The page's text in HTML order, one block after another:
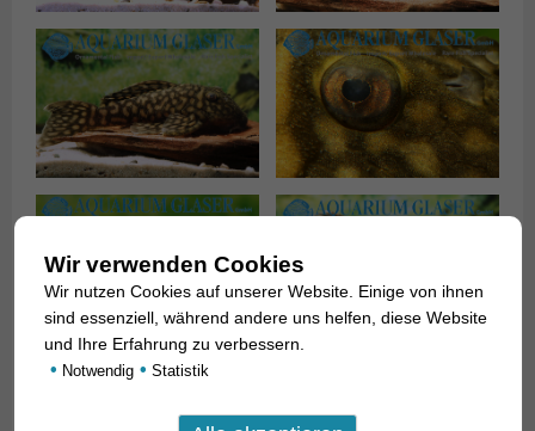
Ein Kennzeichen für die früheren
Wir verwenden Cookies
Wir nutzen Cookies auf unserer Website. Einige von ihnen
sind essenziell, während andere uns helfen, diese Website
und Ihre Erfahrung zu verbessern.
• Notwendig • Statistik